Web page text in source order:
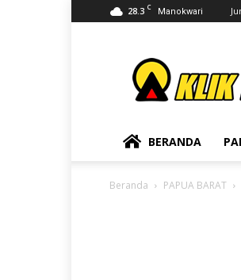
28.3 C Manokwari
BERANDA
Beranda PAPUA BARAT